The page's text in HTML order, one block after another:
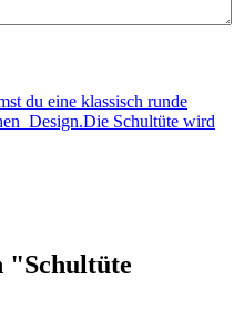
du eine klassisch runde
Design.Die Schultüte wird
"Schultüte